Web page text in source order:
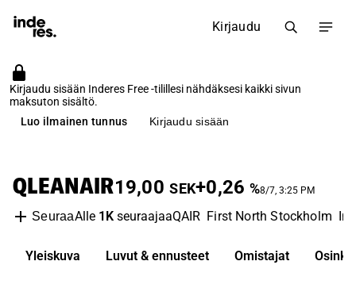
Kirjaudu
Kirjaudu sisään Inderes Free -tilillesi nähdäksesi kaikki sivun
maksuton sisältö.
Luo ilmainen tunnus
Kirjaudu sisään
QLEANAIR19,00 SEK+0,26 %8/7, 3:25 PM
SeuraaAlle 1KseuraajaaQAIR First North Stockholm
Yleiskuva Luvut & ennusteet Omistajat Osinko